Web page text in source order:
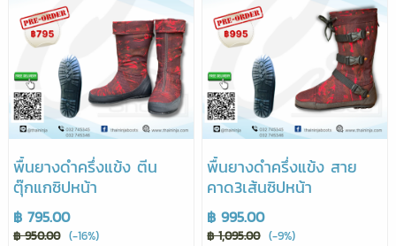
พื้นยางดำครึ่งแข้ง ตีน
ตุ๊กแกซิปหน้า
฿ 795.00
฿ 950.00 (-16%)
พื้นยางดำครึ่งแข้ง สาย
คาด3เส้นซิปหน้า
฿ 995.00
฿ 1,095.00 (-9%)